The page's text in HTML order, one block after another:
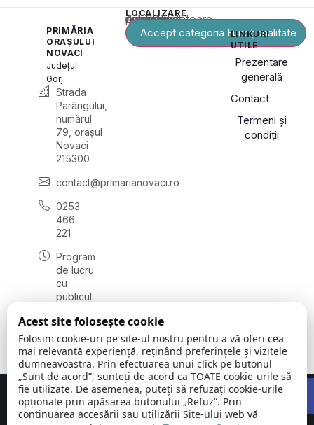
PRIMĂRIA
ORAȘULUI
NOVACI
Județul
Gorj
Strada
Parângului,
numărul
79, orașul
Novaci
215300
contact@primarianovaci.ro
0253
466
221
Program
de lucru
cu
publicul:
vineri
08:00 -
16:00
LOCALIZARE
Acest conținut este blocat până când acceptați categoria corespunzătoare de cookie-uri.
Accept categoria Funcționalitate
LINKURI
UTILE
Prezentare
generală
Contact
Termeni și
condiții
Concept realizat deBig Media Relații Publice SRL
Acest site folosește cookie
Folosim cookie-uri pe site-ul nostru pentru a vă oferi cea
mai relevantă experiență, reținând preferințele și vizitele
dumneavoastră. Prin efectuarea unui click pe butonul
„Sunt de acord”, sunteți de acord ca TOATE cookie-urile să
fie utilizate. De asemenea, puteți să refuzați cookie-urile
opționale prin apăsarea butonului „Refuz”. Prin
continuarea accesării sau utilizării Site-ului web vă